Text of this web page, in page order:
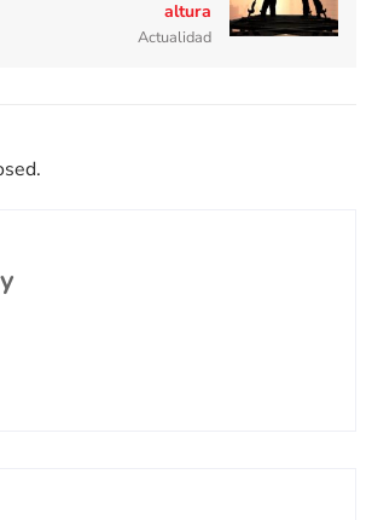
altura
Actualidad